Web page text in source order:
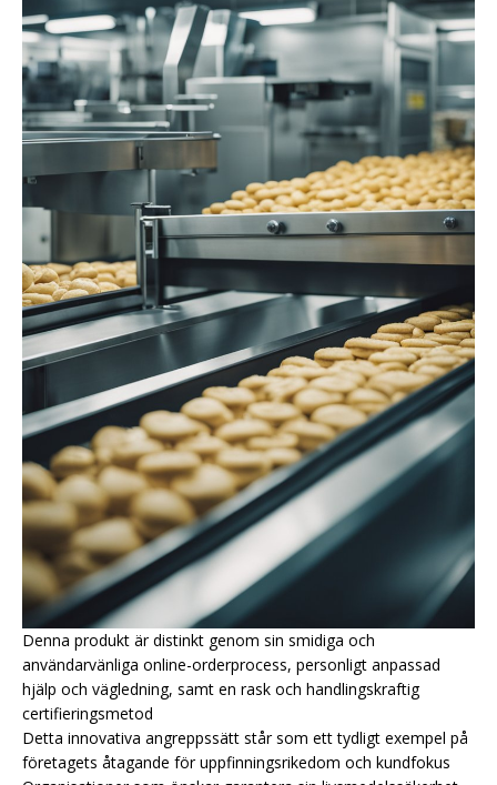
Denna produkt är distinkt genom sin smidiga och
användarvänliga online-orderprocess, personligt anpassad
hjälp och vägledning, samt en rask och handlingskraftig
certifieringsmetod
Detta innovativa angreppssätt står som ett tydligt exempel på
företagets åtagande för uppfinningsrikedom och kundfokus